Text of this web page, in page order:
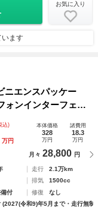
お気に入り
います
エンスパッケー
ンインターフェイ
オートホール
ＡＣＣ ＣＡＲＰ
込)
万円
本体価格
328
万円
諸費用
18.3
万円
月々 28,800 円
走行
2.1万km
排気
1500cc
付 修復
なし
(2027(令和9)年5月まで・走行無制